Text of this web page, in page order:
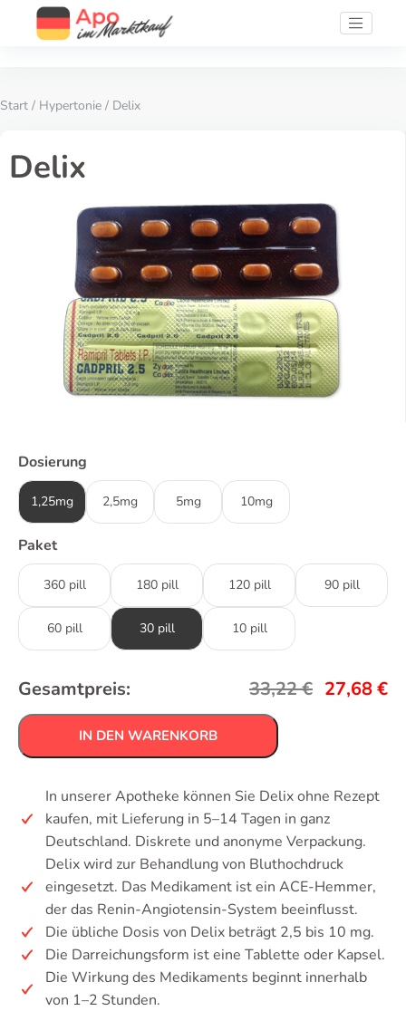
Start / Hypertonie / Delix
Delix
Dosierung
1,25mg 2,5mg 5mg 10mg
Paket
360 pill 180 pill 120 pill 90 pill
60 pill 30 pill 10 pill
Gesamtpreis: 33,22€ 27,68€
IN DEN WARENKORB
In unserer Apotheke können Sie Delix ohne Rezept
kaufen, mit Lieferung in 5–14 Tagen in ganz
Deutschland. Diskrete und anonyme Verpackung.
Delix wird zur Behandlung von Bluthochdruck
eingesetzt. Das Medikament ist ein ACE-Hemmer,
der das Renin-Angiotensin-System beeinflusst.
Die übliche Dosis von Delix beträgt 2,5 bis 10 mg.
Die Darreichungsform ist eine Tablette oder Kapsel.
Die Wirkung des Medikaments beginnt innerhalb
von 1–2 Stunden.